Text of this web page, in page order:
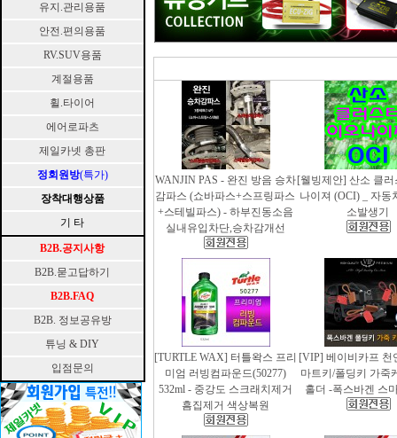
유지.관리용품
안전.편의용품
RV.SUV용품
계절용품
휠.타이어
에어로파츠
제일카넷 총판
정회원방(특가)
장착대행상품
기 타
B2B.공지사항
B2B.묻고답하기
B2B.FAQ
B2B. 정보공유방
튜닝 & DIY
입점문의
WANJIN PAS - 완진 방음 승차
감파스 (쇼바파스+스프링파스
+스테빌파스) - 하부진동소음
실내유입차단,승차감개선
[웰빙제안] 산소 클
나이져 (OCI) _ 자동
소발생기
[TURTLE WAX] 터틀왁스 프리
미엄 러빙컴파운드(50277)
532ml - 중강도 스크래치제거
흠집제거 색상복원
[VIP] 베이비카프 천
마트키/폴딩키 가죽
홀더 -폭스바겐 스